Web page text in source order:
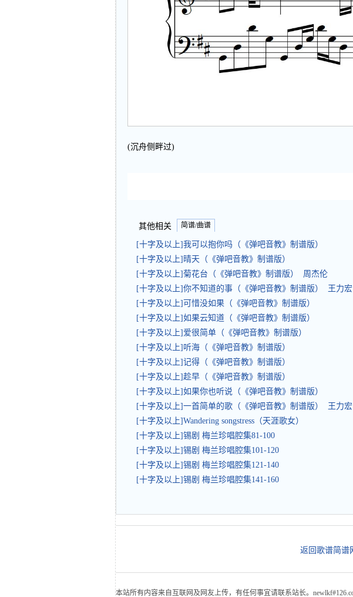
(沉舟侧畔过)
其他相关 简谱/曲谱
[十字及以上]我可以抱你吗（《弹吧音教》制谱版）
[十字及以上]晴天（《弹吧音教》制谱版）
[十字及以上]菊花台（《弹吧音教》制谱版） 周杰伦
[十字及以上]你不知道的事（《弹吧音教》制谱版） 王力宏
[十字及以上]可惜没如果（《弹吧音教》制谱版）
[十字及以上]如果云知道（《弹吧音教》制谱版）
[十字及以上]爱很简单（《弹吧音教》制谱版）
[十字及以上]听海（《弹吧音教》制谱版）
[十字及以上]记得（《弹吧音教》制谱版）
[十字及以上]趁早（《弹吧音教》制谱版）
[十字及以上]如果你也听说（《弹吧音教》制谱版）
[十字及以上]一首简单的歌（《弹吧音教》制谱版） 王力宏
[十字及以上]Wandering songstress（天涯歌女）
[十字及以上]锡剧 梅兰珍唱腔集81-100
[十字及以上]锡剧 梅兰珍唱腔集101-120
[十字及以上]锡剧 梅兰珍唱腔集121-140
[十字及以上]锡剧 梅兰珍唱腔集141-160
返回歌谱简谱
本站所有内容来自互联网及网友上传，有任何事宜请联系站长。